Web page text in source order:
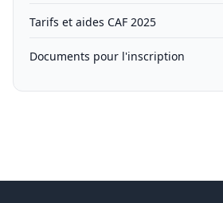
Tarifs et aides CAF 2025
Documents pour l'inscription